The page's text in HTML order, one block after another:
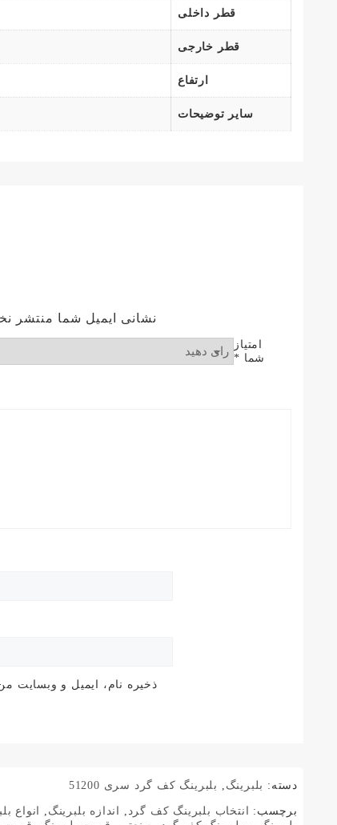
قطر داخلی
قطر خارجی
ارتفاع
سایر توضیحات
نشانی ایمیل شما منتشر
امتیاز
شما *
ذخیره نام، ایمیل و وبسایت
دسته: بلبرینگ بلبرینگ کف گرد سری 51200
برچسب: انتخاب بلبرینگ کف گرد اندازه بلبرینگ انواع